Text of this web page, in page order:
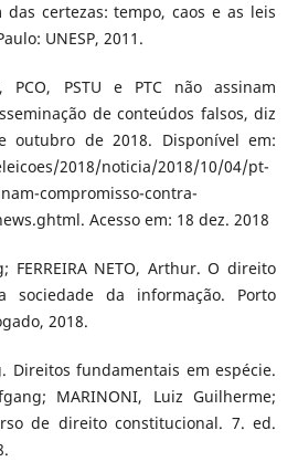
das certezas: tempo, caos e as leis
UNESP, 2011.
PCO, PSTU e PTC não assinam
de conteúdos falsos, diz
outubro de 2018. Disponível em:
2018/noticia/2018/10/04/pt-
compromisso-contra-
Acesso em: 18 dez. 2018
FERREIRA NETO, Arthur. O direito
sociedade da informação. Porto
2018.
Direitos fundamentais em espécie.
MARINONI, Luiz Guilherme;
de direito constitucional. 7. ed.